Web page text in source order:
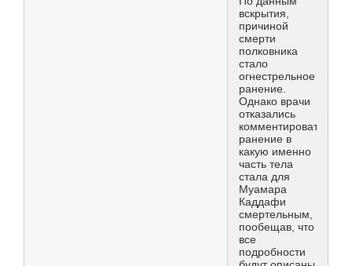
вскрытия,
причиной
смерти
полковника
стало
огнестрельное
ранение.
Однако врачи
отказались
комментировать,
ранение в
какую именно
часть тела
стала для
Муамара
Каддафи
смертельным,
пообещав, что
все
подробности